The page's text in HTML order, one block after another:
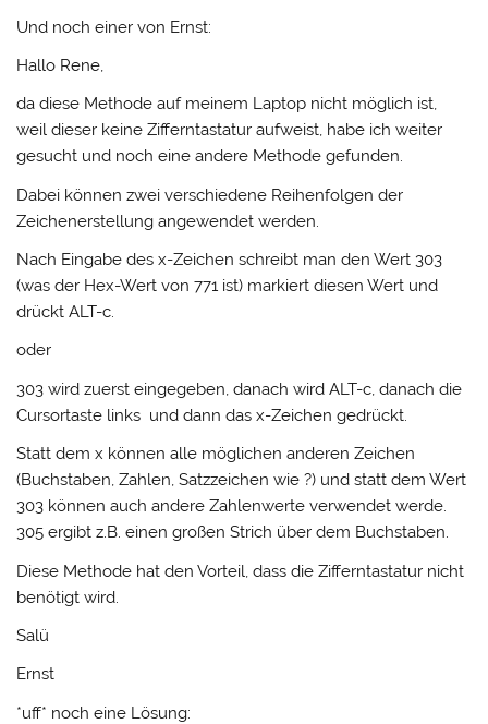
Und noch einer von Ernst:
Hallo Rene,
da diese Methode auf meinem Laptop nicht möglich ist,
weil dieser keine Zifferntastatur aufweist, habe ich weiter
gesucht und noch eine andere Methode gefunden.
Dabei können zwei verschiedene Reihenfolgen der
Zeichenerstellung angewendet werden.
Nach Eingabe des x-Zeichen schreibt man den Wert 303
(was der Hex-Wert von 771 ist) markiert diesen Wert und
drückt ALT-c.
oder
303 wird zuerst eingegeben, danach wird ALT-c, danach die
Cursortaste links und dann das x-Zeichen gedrückt.
Statt dem x können alle möglichen anderen Zeichen
(Buchstaben, Zahlen, Satzzeichen wie ?) und statt dem Wert
303 können auch andere Zahlenwerte verwendet werde.
305 ergibt z.B. einen großen Strich über dem Buchstaben.
Diese Methode hat den Vorteil, dass die Zifferntastatur nicht
benötigt wird.
Salü
Ernst
*uff* noch eine Lösung: